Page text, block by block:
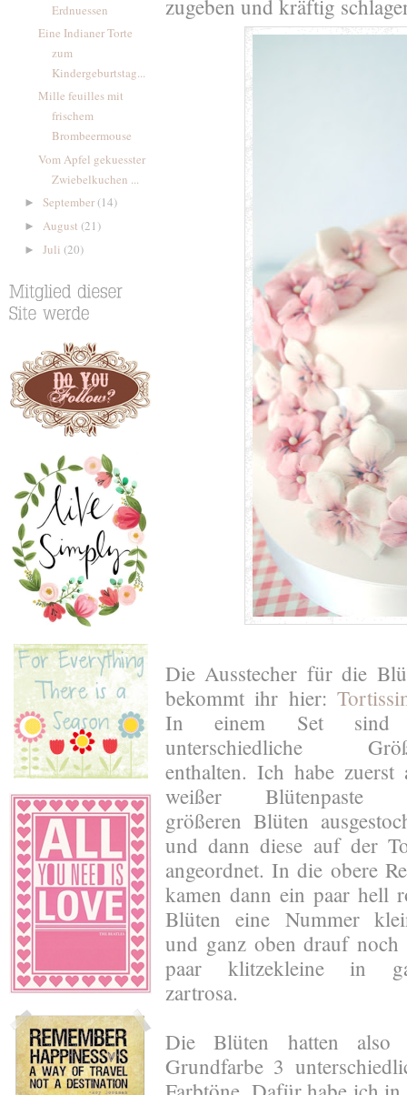
Erdnuessen
Eine Indianer Torte
zum
Kindergeburtstag...
Mille feuilles mit
frischem
Brombeermouse
Vom Apfel gekuesster
Zwiebelkuchen ...
► September(14)
► August (21)
► Juli (20)
zugeben und kräftig
Die Ausstecher für die
bekommt ihr hier:
In einem Set
unterschiedliche
enthalten. Ich habe zuerst
weißer Blütenpaste
größeren Blüten
und dann diese auf der
angeordnet. In die obere
kamen dann ein paar hell
Blüten eine Nummer
und ganz oben drauf noch
paar klitzekleine in
zartrosa.
Die Blüten hatten also
Grundfarbe 3